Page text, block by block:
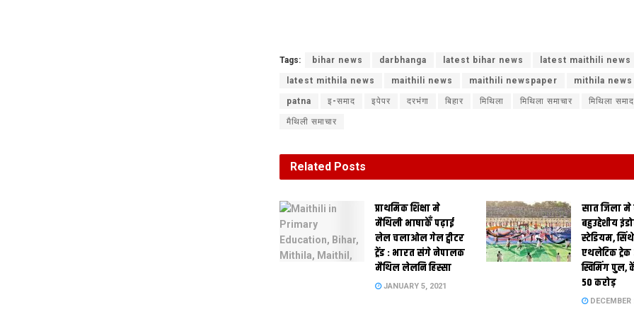
Tags: bihar news darbhanga latest bihar news latest maithili news
latest mithila news maithili news maithili newspaper mithila news
patna इ-समाद इपेपर दरभंगा बिहार मिथिला मिथिला समाचार मिथिला समाद
मैथिली समाचार
Related Posts
प्राथमिक शि‍क्षा मे
मैथि‍ली भाषाकेँ पढ़ाई
लेल चलाओल गेल ट्वीटर
ट्रेंड : भारत संगे नेपालक
मैथिल लेलनि हिस्सा
JANUARY 5, 2021
सात जिला
बहुउद्देशीय
स्‍टेडि‍यम,
एथलेटिक
स्विमिंग पुल,
50 करोड़
DECEMBER